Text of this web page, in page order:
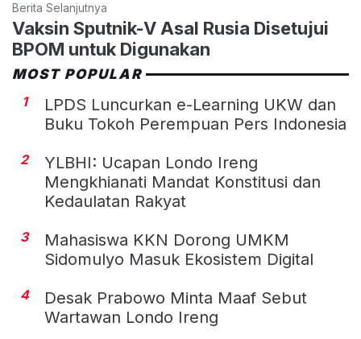
Berita Selanjutnya
Vaksin Sputnik-V Asal Rusia Disetujui
BPOM untuk Digunakan
MOST POPULAR
1
LPDS Luncurkan e-Learning UKW dan
Buku Tokoh Perempuan Pers Indonesia
2
YLBHI: Ucapan Londo Ireng
Mengkhianati Mandat Konstitusi dan
Kedaulatan Rakyat
3
Mahasiswa KKN Dorong UMKM
Sidomulyo Masuk Ekosistem Digital
4
Desak Prabowo Minta Maaf Sebut
Wartawan Londo Ireng